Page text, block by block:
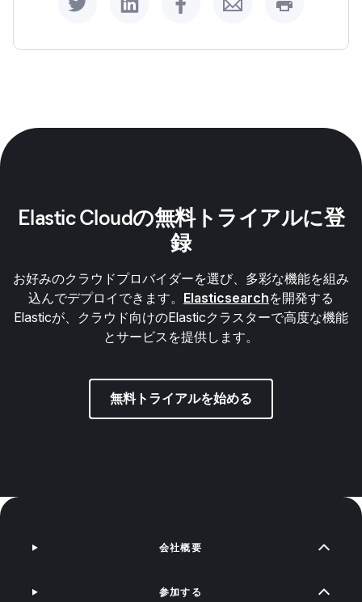
Share on TwitterShare on LinkedIn
Share on Facebook
Share by Email
Print this
Elastic Cloudの無料トライアルに登
録
お好みのクラウドプロバイダーを選び、多彩な機能を組み
込んでデプロイできます。 Elasticsearchを開発する
Elasticが、クラウド向けのElasticクラスターで高度な機能
とサービスを提供します。
無料トライアルを始める
会社概要
参加する